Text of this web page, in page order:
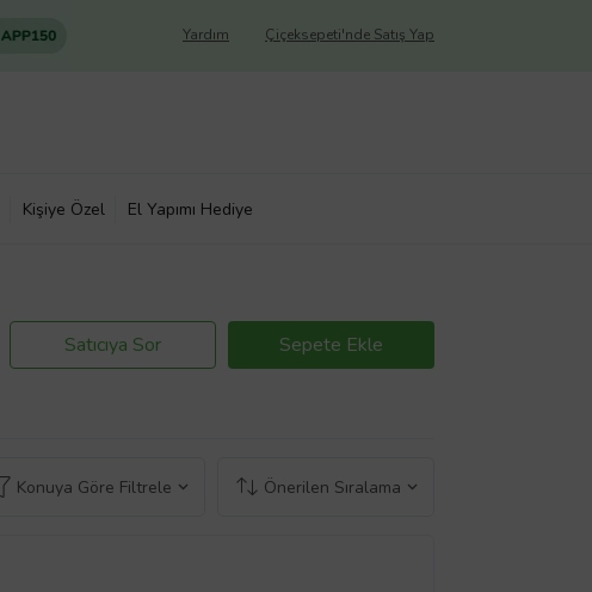
Çiçeksepeti'nde Satış Yap
Yardım
Kişiye Özel El Yapımı Hediye
Satıcıya Sor Sepete Ekle
Konuya Göre Filtrele Önerilen Sıralama